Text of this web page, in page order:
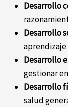
Desarrollo
Desarrollo
aprendizaje
Desarrollo
gestionar
Desarrollo
salud